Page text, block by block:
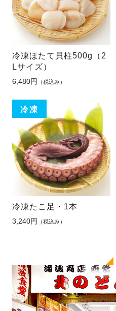
冷凍ほたて貝柱500g（2
Lサイズ）
6,480円 （税込み）
冷凍たこ足・1本
3,240円 （税込み）